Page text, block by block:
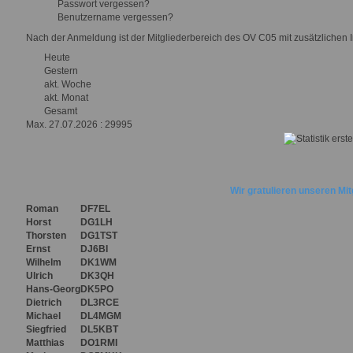
Passwort vergessen?
Benutzername vergessen?
Nach der Anmeldung ist der Mitgliederbereich des OV C05 mit zusätzlichen
Heute
Gestern
akt. Woche
akt. Monat
Gesamt
Max. 27.07.2026 : 29995
Wir gratulieren unseren
Roman
DF7EL
Horst
DG1LH
Thorsten
DG1TST
Ernst
DJ6BI
Wilhelm
DK1WM
Ulrich
DK3QH
Hans-GeorgDK5PO
Dietrich
DL3RCE
Michael
DL4MGM
Siegfried
DL5KBT
Matthias
DO1RMI